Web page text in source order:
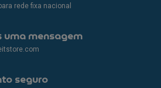
rede fixa nacional
uma mensagem
seguro